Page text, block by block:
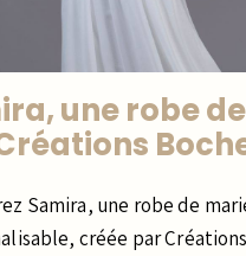
une robe
Samira, une robe de
créée par